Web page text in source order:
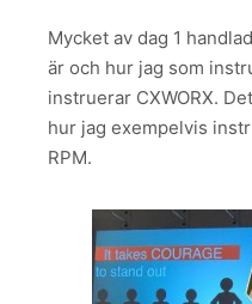
Mycket av dag 1
är och hur jag som
instruerar CXWORX.
hur jag exempelvis
RPM.